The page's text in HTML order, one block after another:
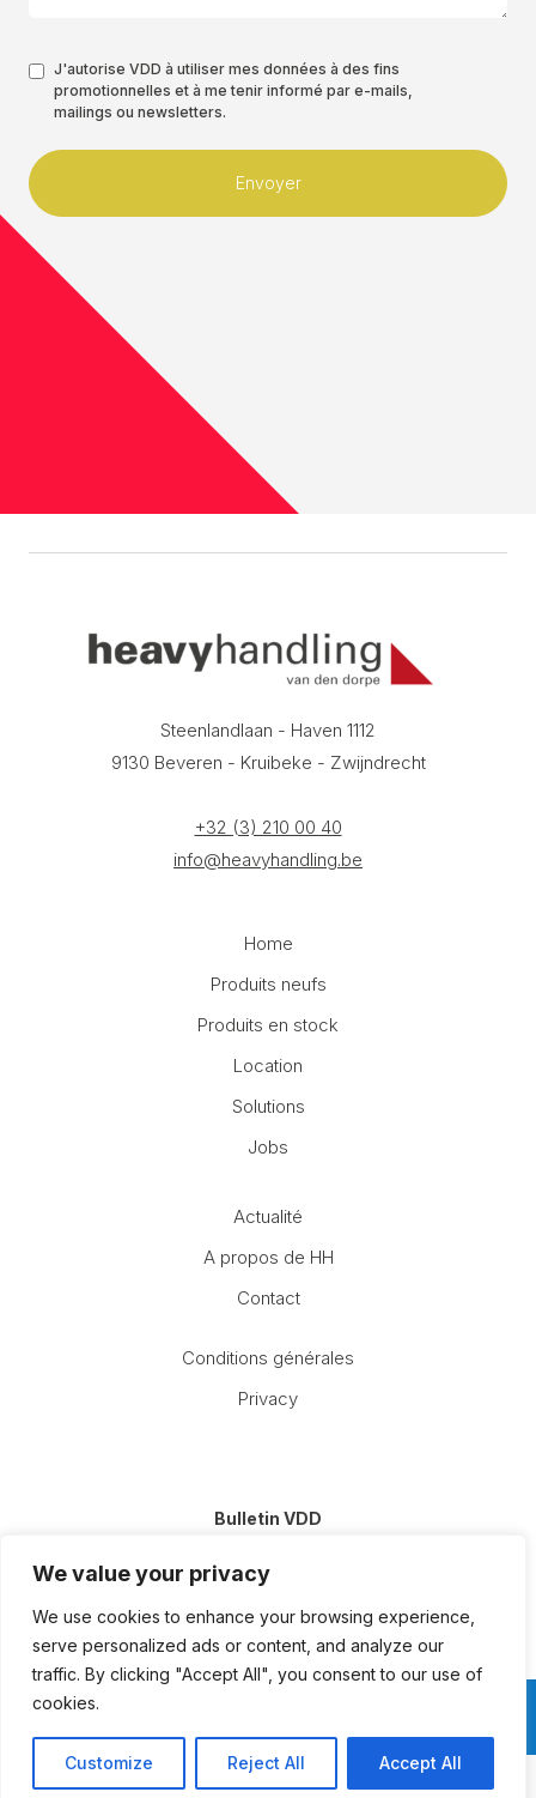
We value your privacy
We use cookies to enhance your browsing experience,
serve personalized ads or content, and analyze our
traffic. By clicking "Accept All", you consent to our use of
cookies.
Customize Reject All Accept All
Authorisation
*
J'autorise VDD à utiliser mes données à des fins
promotionnelles et à me tenir informé par e-mails,
mailings ou newsletters.
Steenlandlaan - Haven 1112
9130 Beveren - Kruibeke - Zwijndrecht
+32 (3) 210 00 40
info@heavyhandling.be
Home
Produits neufs
Produits en stock
Location
Solutions
Jobs
Actualité
A propos de HH
Contact
Conditions générales
Privacy
Bulletin VDD
mail
Website by Delta Solutions